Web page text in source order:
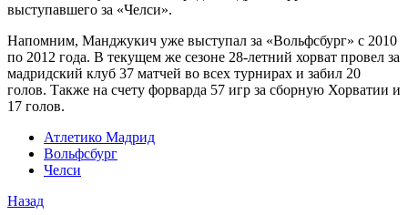
выступавшего за «Челси».
Напомним, Манджукич уже выступал за «Вольфсбург» с 2010
по 2012 года. В текущем же сезоне 28-летний хорват провел за
мадридский клуб 37 матчей во всех турнирах и забил 20
голов. Также на счету форварда 57 игр за сборную Хорватии и
17 голов.
Атлетико Мадрид
Вольфсбург
Челси
Назад